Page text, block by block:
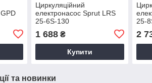
Циркуляційний
електронасос Sprut LRS
25-6S-130
1 688₴
Купити
25-
2
та новинки